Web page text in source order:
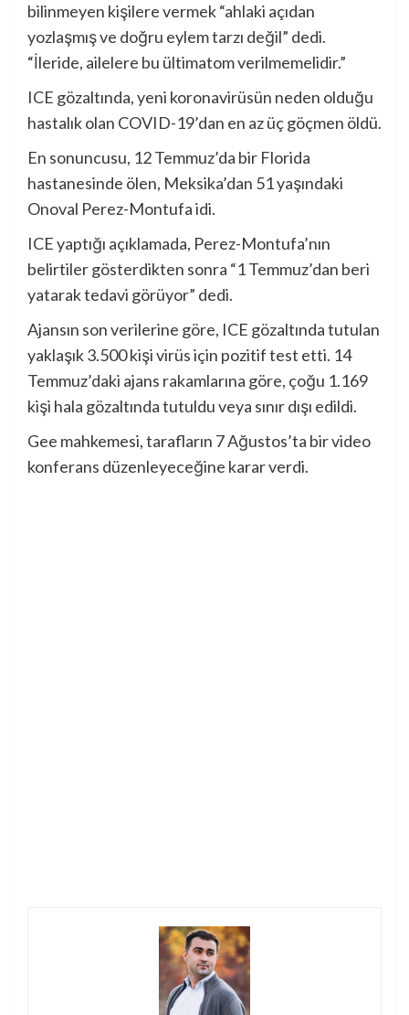
bilinmeyen kişilere vermek “ahlaki açıdan
yozlaşmış ve doğru eylem tarzı değil” dedi.
“İleride, ailelere bu ültimatom verilmemelidir.”
ICE gözaltında, yeni koronavirüsün neden olduğu
hastalık olan COVID-19’dan en az üç göçmen öldü.
En sonuncusu, 12 Temmuz’da bir Florida
hastanesinde ölen, Meksika’dan 51 yaşındaki
Onoval Perez-Montufa idi.
ICE yaptığı açıklamada, Perez-Montufa’nın
belirtiler gösterdikten sonra “1 Temmuz’dan beri
yatarak tedavi görüyor” dedi.
Ajansın son verilerine göre, ICE gözaltında tutulan
yaklaşık 3.500 kişi virüs için pozitif test etti. 14
Temmuz’daki ajans rakamlarına göre, çoğu 1.169
kişi hala gözaltında tutuldu veya sınır dışı edildi.
Gee mahkemesi, tarafların 7 Ağustos’ta bir video
konferans düzenleyeceğine karar verdi.